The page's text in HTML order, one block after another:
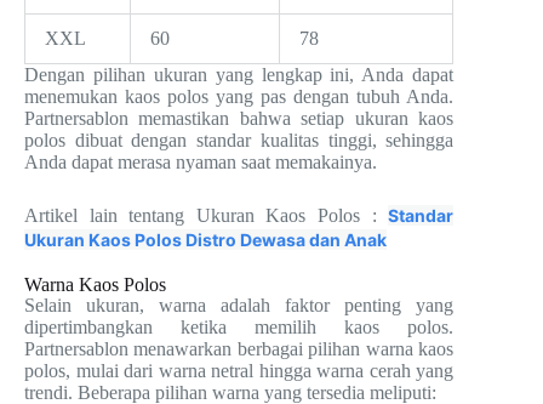
XXL 60
78
Dengan pilihan ukuran yang lengkap ini, Anda dapat
menemukan kaos polos yang pas dengan tubuh Anda.
Partnersablon memastikan bahwa setiap ukuran kaos
polos dibuat dengan standar kualitas tinggi, sehingga
Anda dapat merasa nyaman saat memakainya.
Artikel lain tentang Ukuran Kaos Polos :Standar
Ukuran Kaos Polos Distro Dewasa dan Anak
Warna Kaos Polos
Selain ukuran, warna adalah faktor penting yang
dipertimbangkan ketika memilih kaos polos.
Partnersablon menawarkan berbagai pilihan warna kaos
polos, mulai dari warna netral hingga warna cerah yang
trendi. Beberapa pilihan warna yang tersedia meliputi: